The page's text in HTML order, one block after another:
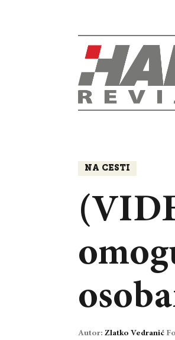
NA CESTI
Autor: Zlatko Vedranić